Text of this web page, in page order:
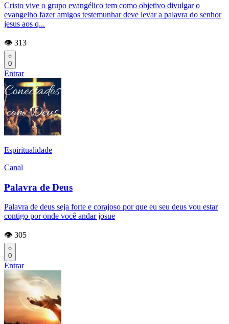
Cristo vive o grupo evangélico tem como objetivo divulgar o
evangelho fazer amigos testemunhar deve levar a palavra do senhor
jesus aos q...
👁️ 313
0
Entrar
Espiritualidade
Canal
Palavra de Deus
Palavra de deus seja forte e corajoso por que eu seu deus vou estar
contigo por onde você andar josue
👁️ 305
0
Entrar